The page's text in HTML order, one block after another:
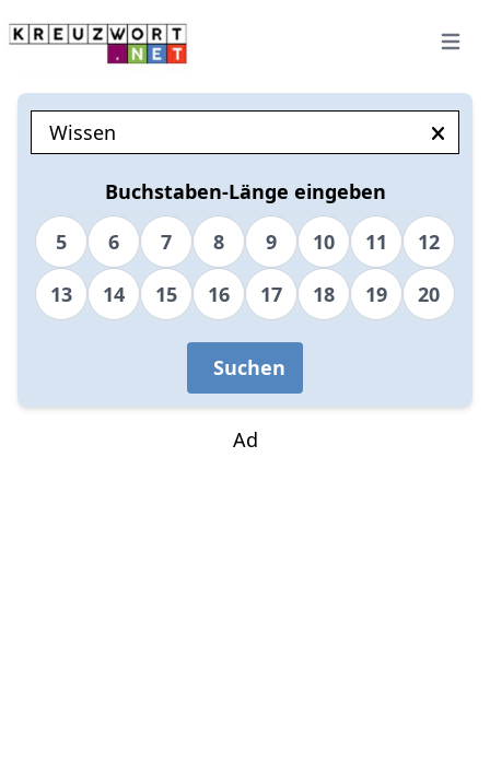
Open
Buchstaben-Länge eingeben
5
6 7 8 9 10 11
12
13
14 15 16 17 18 19 20
Suchen
Ad